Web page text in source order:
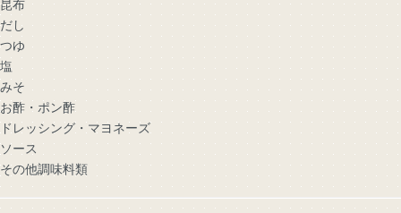
だし
つゆ
塩
みそ
お酢・ポン酢
ドレッシング・マヨネーズ
ソース
その他調味料類